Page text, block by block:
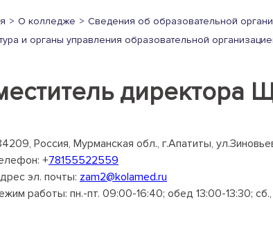
О колледже
Сведения об образовательной
и органы управления образовательной
директора
Россия, Мурманская обл., г.Апатиты,
+78155522559
эл. почты: zam2@kolamed.ru
работы: пн.-пт. 09:00-16:40; обед 13:00-13:30;